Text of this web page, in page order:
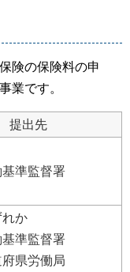
険の保険料の申
業です。
提出先
準監督署
か
準監督署
県労働局